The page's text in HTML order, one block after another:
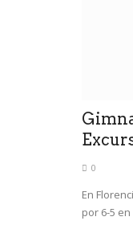
0
En
por 6-5